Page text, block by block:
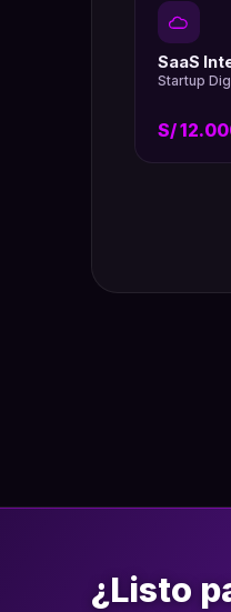
SaaS
Startup
S/
¿Listo